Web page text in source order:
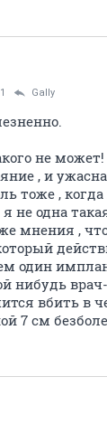
Gally
не может!
, и
тоже ,
не одна
мнения ,
один
нибудь
вбить в
7 см